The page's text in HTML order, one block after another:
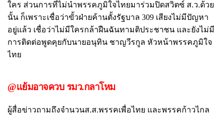
ใคร ส่วนการที่ไม่นำพรรคภูมิใจไทยมาร่วมปิดสวิตซ์ ส.ว.ด้วย
นั้น ก็เพราะเชื่อว่าขั้วฝ่ายค้านตั้งรัฐบาล 309 เสียงไม่มีปัญหา
อยู่แล้ว เชื่อว่าไม่มีใครกล้าฝืนฉันทามติประชาชน และยังไม่มี
การติดต่อพูดคุยกับนายอนุทิน ชาญวีรกูล หัวหน้าพรรคภูมิใจ
ไทย
@แย้มอาจควบ รมว.กลาโหม
ผู้สื่อข่าวถามถึงจำนวนส.ส.พรรคเพื่อไทย และพรรคก้าวไกล